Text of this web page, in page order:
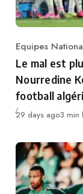
Category
Equipes
Le mal est
Nourredine
football
Publié
29 days ago3 min